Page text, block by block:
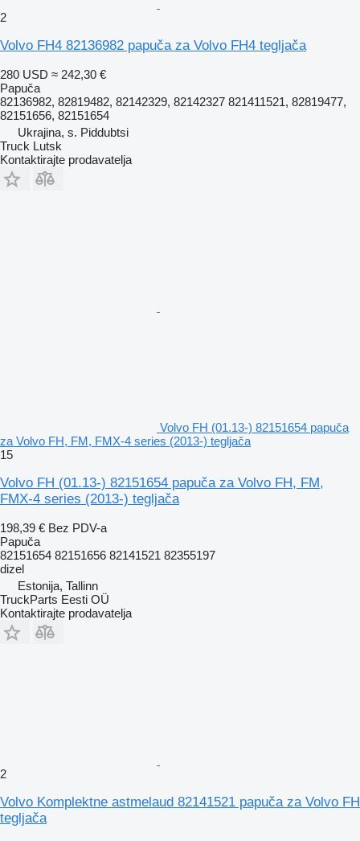
2
Volvo FH4 82136982 papuča za Volvo FH4 tegljača
280 USD ≈ 242,30 €
Papuča
82136982, 82819482, 82142329, 82142327 821411521, 82819477,
82151656, 82151654
Ukrajina, s. Piddubtsi
Truck Lutsk
Kontaktirajte prodavatelja
Volvo FH (01.13-) 82151654 papuča
za Volvo FH, FM, FMX-4 series (2013-) tegljača
15
Volvo FH (01.13-) 82151654 papuča za Volvo FH, FM,
FMX-4 series (2013-) tegljača
198,39 € Bez PDV-a
Papuča
82151654 82151656 82141521 82355197
dizel
Estonija, Tallinn
TruckParts Eesti OÜ
Kontaktirajte prodavatelja
2
Volvo Komplektne astmelaud 82141521 papuča za Volvo FH
tegljača